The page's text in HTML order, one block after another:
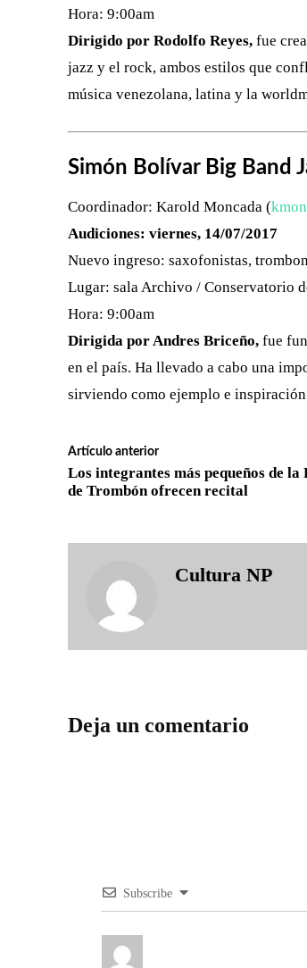
Hora: 9:00am
Dirigido por Rodolfo Reyes, fue
jazz y el rock, ambos estilos que
música venezolana, latina y la
Simón Bolívar Big Band
Coordinador: Karold Moncada (
Audiciones: viernes, 14/07/2017
Nuevo ingreso: saxofonistas,
Lugar: sala Archivo / Conservatorio
Hora: 9:00am
Dirigida por Andres Briceño, fue
en el país. Ha llevado a cabo una
sirviendo como ejemplo e
Artículo anterior
Los integrantes más pequeños de la
de Trombón ofrecen recital
Cultura NP
Deja un comentario
Subscribe